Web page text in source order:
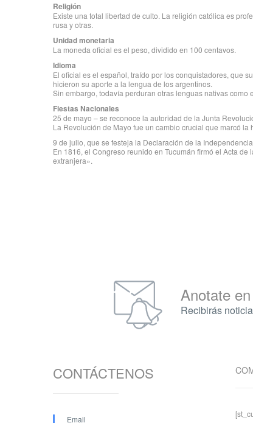
Religión
Existe una total libertad de culto. La religión católica es
rusa y otras.
Unidad monetaria
La moneda oficial es el peso, dividido en 100 centavos.
Idioma
El oficial es el español, traído por los conquistadores, que
hicieron su aporte a la lengua de los argentinos.
Sin embargo, todavía perduran otras lenguas nativas
Fiestas Nacionales
25 de mayo – se reconoce la autoridad de la Junta
La Revolución de Mayo fue un cambio crucial que marcó
9 de julio, que se festeja la Declaración de la
En 1816, el Congreso reunido en Tucumán firmó el Acta
extranjera».
Anotate
Recibirás
CONTÁCTENOS
Email